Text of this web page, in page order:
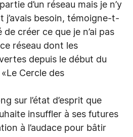
d’un réseau mais je n’y
j’avais besoin, témoigne-t-
de créer ce que je n’ai pas
réseau dont les
depuis le début du
Cercle des
sur l’état d’esprit que
insuffler à ses futures
à l’audace pour bâtir